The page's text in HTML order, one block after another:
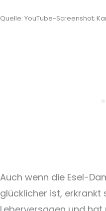
Quelle: YouTube-Screenshot;
Auch wenn die Esel-
glücklicher ist, erkrankt